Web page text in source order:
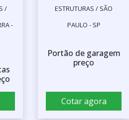
/
-
ESTRUTURAS / SÃO
PAULO - SP
Portão de garagem
preço
Cotar agora